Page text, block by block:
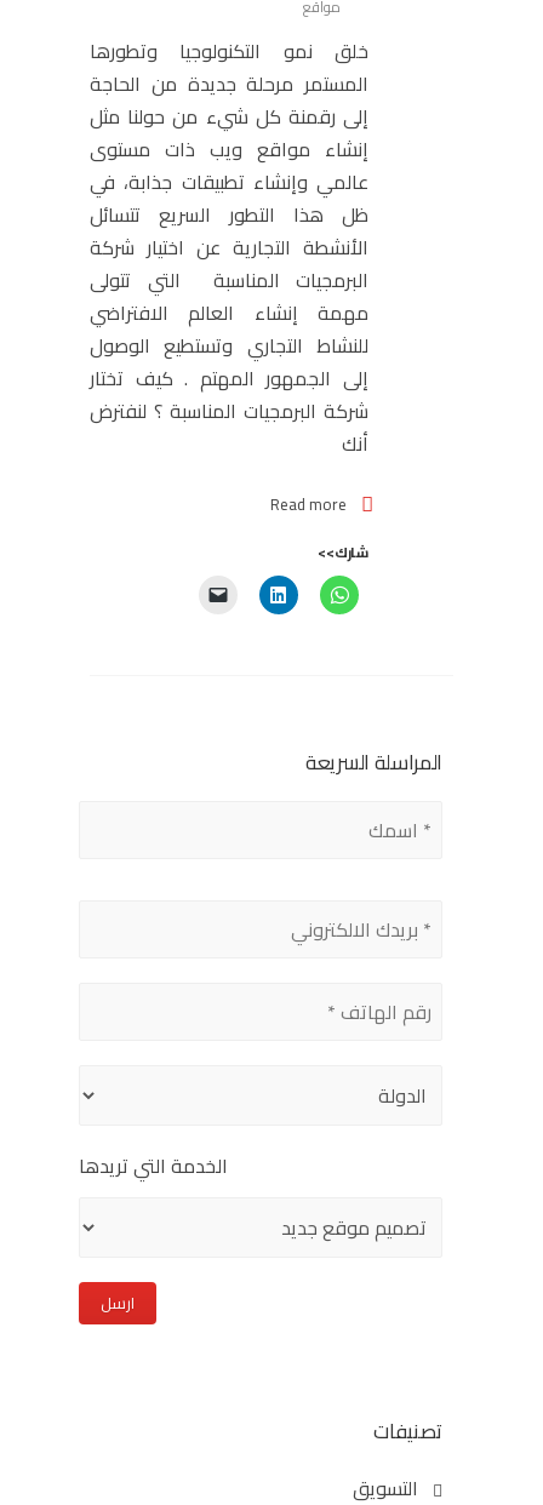
مواقع
خلق نمو التكنولوجيا وتطورها
المستمر مرحلة جديدة من الحاجة
إلى رقمنة كل شيء من حولنا مثل
إنشاء مواقع ويب ذات مستوى
عالمي وإنشاء تطبيقات جذابة، في
ظل هذا التطور السريع تتسائل
الأنشطة التجارية عن اختيار شركة
البرمجيات المناسبة التي تتولى
مهمة إنشاء العالم الافتراضي
للنشاط التجاري وتستطيع الوصول
إلى الجمهور المهتم . كيف تختار
شركة البرمجيات المناسبة ؟ لنفترض
أنك
Read more
شارك>>
المراسلة السريعة
الخدمة التي تريدها
تصنيفات
التسويق